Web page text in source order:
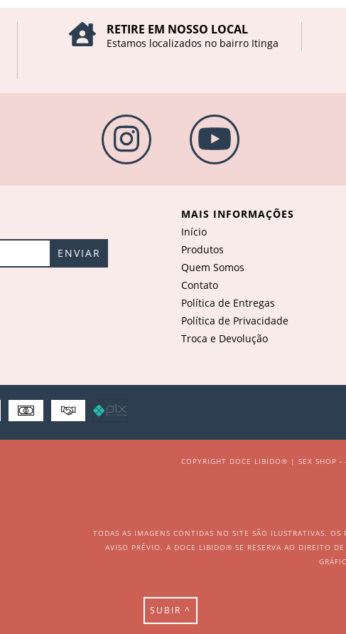
RETIRE EM NOSSO LOCAL
Estamos localizados no bairro Itinga
MAIS INFORMAÇÕES
Início
Produtos
Quem Somos
Contato
Política de Entregas
Política de Privacidade
Troca e Devolução
COPYRIGHT DOCE LIBIDO® | SEX SHOP
TODAS AS IMAGENS CONTIDAS NO SITE SÃO ILUSTRATIVAS. OS
AVISO PRÉVIO. A DOCE LIBIDO® SE RESERVA AO DIREITO
SUBIR ^